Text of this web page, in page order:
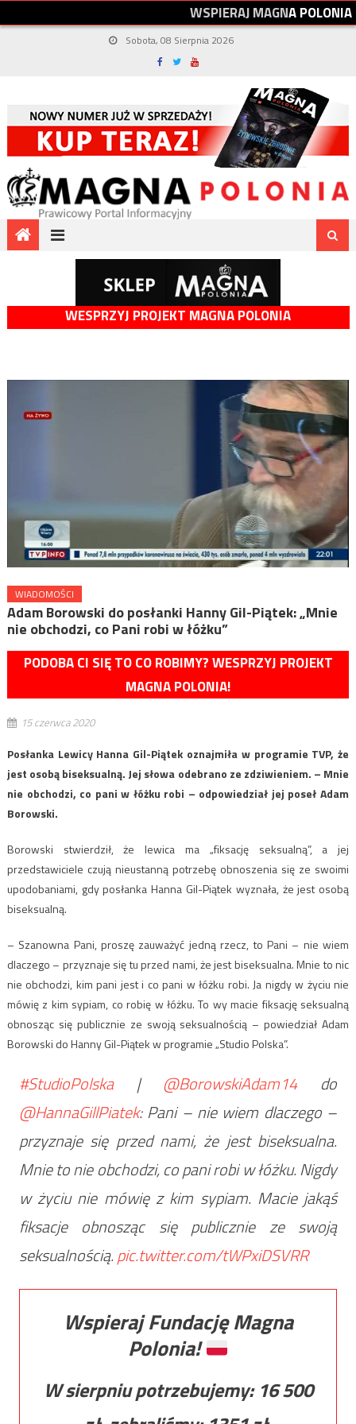
WSPIERAJMAGNAPOLONIA
Sobota, 08 Sierpnia 2026
WESPRZYJ PROJEKT MAGNA POLONIA
WIADOMOŚCI
Adam Borowski do posłanki Hanny Gil-Piątek: „Mnie
nie obchodzi, co Pani robi w łóżku”
PODOBA CI SIĘ TO CO ROBIMY? WESPRZYJ PROJEKT
MAGNA POLONIA!
15 czerwca 2020
Posłanka Lewicy Hanna Gil-Piątek oznajmiła w programie TVP, że
jest osobą biseksualną. Jej słowa odebrano ze zdziwieniem. – Mnie
nie obchodzi, co pani w łóżku robi – odpowiedział jej poseł Adam
Borowski.
Borowski stwierdził, że lewica ma „fiksację seksualną”, a jej
przedstawiciele czują nieustanną potrzebę obnoszenia się ze swoimi
upodobaniami, gdy posłanka Hanna Gil-Piątek wyznała, że jest osobą
biseksualną.
– Szanowna Pani, proszę zauważyć jedną rzecz, to Pani – nie wiem
dlaczego – przyznaje się tu przed nami, że jest biseksualna. Mnie to nic
nie obchodzi, kim pani jest i co pani w łóżku robi. Ja nigdy w życiu nie
mówię z kim sypiam, co robię w łóżku. To wy macie fiksację seksualną
obnosząc się publicznie ze swoją seksualnością – powiedział Adam
Borowski do Hanny Gil-Piątek w programie „Studio Polska”.
#StudioPolska| @BorowskiAdam14do
@HannaGillPiatek: Pani – nie wiem dlaczego –
przyznaje się przed nami, że jest biseksualna.
Mnie to nie obchodzi, co pani robi w łóżku. Nigdy
w życiu nie mówię z kim sypiam. Macie jakąś
fiksacje obnosząc się publicznie ze swoją
seksualnością.pic.twitter.com/tWPxiDSVRR
Wspieraj Fundację Magna
Polonia!
W sierpniu potrzebujemy: 16 500